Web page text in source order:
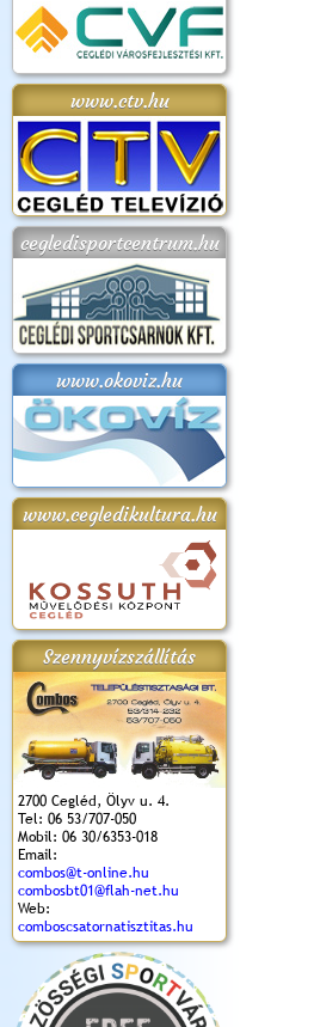
www.ctv.hu
cegledisportcentrum.hu
www.okoviz.hu
www.cegledikultura.hu
Szennyvízszállítás
2700 Cegléd, Ölyv u. 4.
Tel: 06 53/707-050
Mobil: 06 30/6353-018
Email:
combos@t-online.hu
combosbt01@flah-net.hu
Web:
comboscsatornatisztitas.hu
2018.
Kossuth Toborzó
Ünnepély
Szent István Ünnepe
(2017. 08. 20.)